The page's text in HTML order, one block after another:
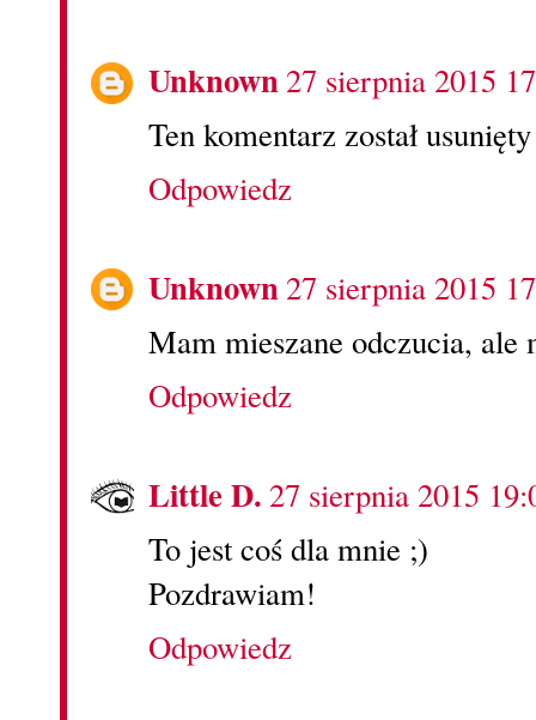
Unknown27 sierpnia 2015
Ten komentarz został
Odpowiedz
Unknown27 sierpnia 2015
Mam mieszane odczucia, ale
Odpowiedz
Little D. 27 sierpnia 2015
To jest coś dla mnie ;)
Pozdrawiam!
Odpowiedz